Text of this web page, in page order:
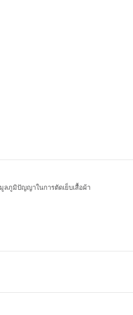
ภูมิปัญญาในการตัดเย็บเสื้อผ้า